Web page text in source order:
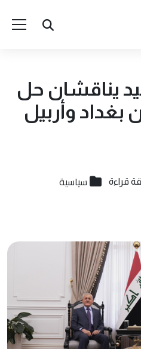
يناقشان حل
بغداد وأربيل
سياسية